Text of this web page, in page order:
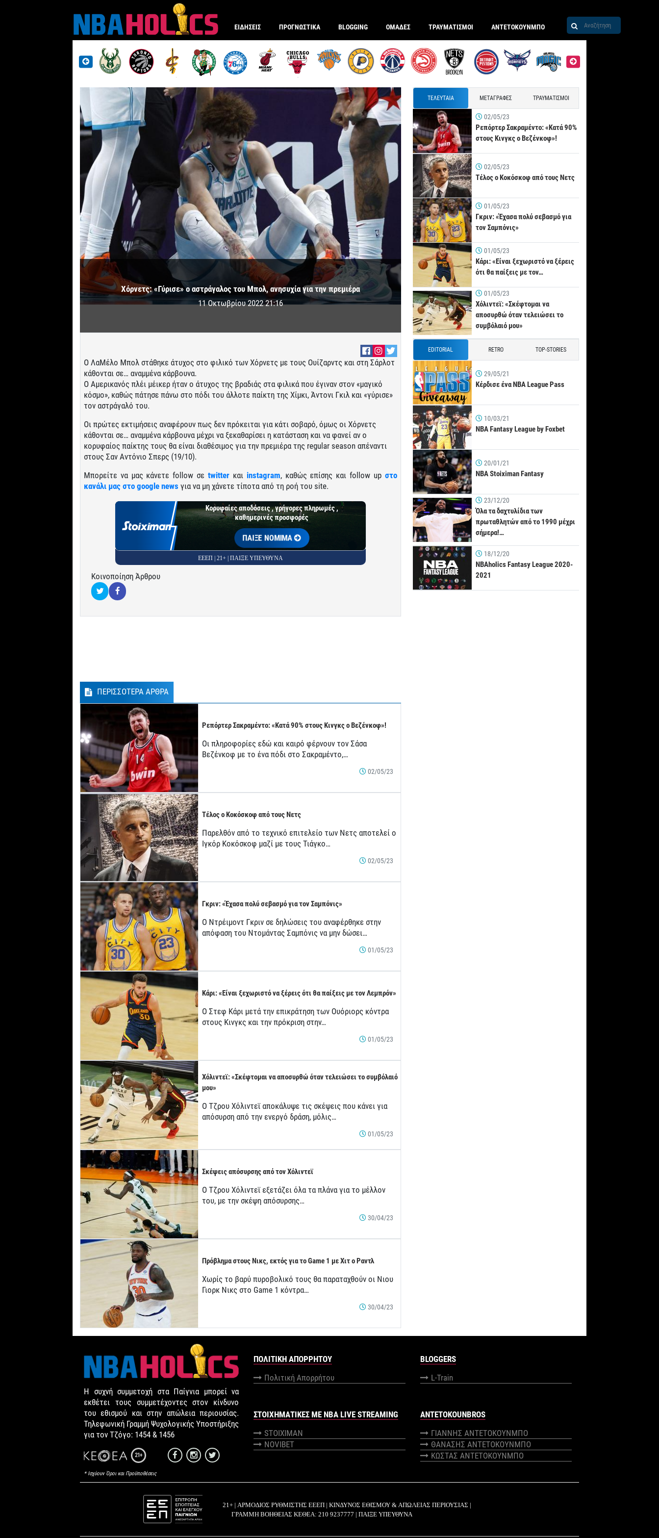
ΕΙΔΗΣΕΙΣ ΠΡΟΓΝΩΣΤΙΚΑ BLOGGING ΟΜΑΔΕΣ ΤΡΑΥΜΑΤΙΣΜΟΙ ΑΝΤΕΤΟΚΟΥΝΜΠΟ
Χόρνετς: «Γύρισε» ο αστράγαλος του Μπολ, ανησυχία για την πρεμιέρα
11 Οκτωβρίου 2022 21:16
Ο ΛαΜέλο Μπολ στάθηκε άτυχος στο φιλικό των Χόρνετς με τους Ουίζαρντς και στη Σάρλοτ
κάθονται σε… αναμμένα κάρβουνα.
Ο Αμερικανός πλέι μέικερ ήταν ο άτυχος της βραδιάς στα φιλικά που έγιναν στον «μαγικό
κόσμο», καθώς πάτησε πάνω στο πόδι του άλλοτε παίκτη της Χίμκι, Άντονι Γκιλ και «γύρισε»
τον αστράγαλό του.
Οι πρώτες εκτιμήσεις αναφέρουν πως δεν πρόκειται για κάτι σοβαρό, όμως οι Χόρνετς
κάθονται σε… αναμμένα κάρβουνα μέχρι να ξεκαθαρίσει η κατάσταση και να φανεί αν ο
κορυφαίος παίκτης τους θα είναι διαθέσιμος για την πρεμιέρα της regular season απέναντι
στους Σαν Αντόνιο Σπερς (19/10).
Μπορείτε να μας κάνετε follow σε twitter και instagram, καθώς επίσης και follow up στο
κανάλι μας στο google news για να μη χάνετε τίποτα από τη ροή του site.
Κορυφαίες αποδόσεις , γρήγορες πληρωμές ,
καθημερινές προσφορές
ΠΑΙΞΕ ΝΟΜΙΜΑ
ΕΕΕΠ | 21+ | ΠΑΙΞΕ ΥΠΕΥΘΥΝΑ
Κοινοποίηση Άρθρου
ΠΕΡΙΣΣΟΤΕΡΑ ΑΡΘΡΑ
Ρεπόρτερ Σακραμέντο: «Κατά 90% στους Κινγκς ο Βεζένκοφ»!
Οι πληροφορίες εδώ και καιρό φέρνουν τον Σάσα
Βεζένκοφ με το ένα πόδι στο Σακραμέντο,…
02/05/23
Τέλος ο Κοκόσκοφ από τους Νετς
Παρελθόν από το τεχνικό επιτελείο των Νετς αποτελεί ο
Ιγκόρ Κοκόσκοφ μαζί με τους Τιάγκο…
02/05/23
Γκριν: «Έχασα πολύ σεβασμό για τον Σαμπόνις»
Ο Ντρέιμοντ Γκριν σε δηλώσεις του αναφέρθηκε στην
απόφαση του Ντομάντας Σαμπόνις να μην δώσει…
01/05/23
Κάρι: «Είναι ξεχωριστό να ξέρεις ότι θα παίξεις με τον Λεμπρόν»
Ο Στεφ Κάρι μετά την επικράτηση των Ουόριορς κόντρα
στους Κινγκς και την πρόκριση στην…
01/05/23
Χόλιντεϊ: «Σκέφτομαι να αποσυρθώ όταν τελειώσει το συμβόλαιό
μου»
Ο Τζρου Χόλιντεϊ αποκάλυψε τις σκέψεις που κάνει για
απόσυρση από την ενεργό δράση, μόλις…
01/05/23
Σκέψεις απόσυρσης από τον Χόλιντεϊ
Ο Τζρου Χόλιντεϊ εξετάζει όλα τα πλάνα για το μέλλον
του, με την σκέψη απόσυρσης…
30/04/23
Πρόβλημα στους Νικς, εκτός για το Game 1 με Χιτ ο Ραντλ
Χωρίς το βαρύ πυροβολικό τους θα παραταχθούν οι Νιου
Γιορκ Νικς στο Game 1 κόντρα…
30/04/23
ΤΕΛΕΥΤΑΙΑ ΜΕΤΑΓΡΑΦΕΣ ΤΡΑΥΜΑΤΙΣΜΟΙ
02/05/23
Ρεπόρτερ Σακραμέντο: «Κατά 90%
στους Κινγκς ο Βεζένκοφ»!
02/05/23
Τέλος ο Κοκόσκοφ από τους Νετς
01/05/23
Γκριν: «Έχασα πολύ σεβασμό για
τον Σαμπόνις»
01/05/23
Κάρι: «Είναι ξεχωριστό να ξέρεις
ότι θα παίξεις με τον…
01/05/23
Χόλιντεϊ: «Σκέφτομαι να
αποσυρθώ όταν τελειώσει το
συμβόλαιό μου»
EDITORIAL RETRO TOP-STORIES
29/05/21
Κέρδισε ένα NBA League Pass
10/03/21
NBA Fantasy League by Foxbet
20/01/21
NBA Stoiximan Fantasy
23/12/20
Όλα τα δαχτυλίδια των
πρωταθλητών από το 1990 μέχρι
σήμερα!…
18/12/20
NBAholics Fantasy League 2020-
2021
Η συχνή συμμετοχή στα Παίγνια μπορεί να
εκθέτει τους συμμετέχοντες στον κίνδυνο
του εθισμού και στην απώλεια περιουσίας.
Τηλεφωνική Γραμμή Ψυχολογικής Υποστήριξης
για τον Τζόγο: 1454 & 1456
21+
* Ισχύουν Όροι και Προϋποθέσεις
ΠΟΛΙΤΙΚΉ ΑΠΟΡΡΉΤΟΥ
Πολιτική Απορρήτου
BLOGGERS
L-Train
ΣΤΟΙΧΗΜΑΤΙΚΕΣ ΜΕ NBA LIVE STREAMING
STOIXIMAN
NOVIBET
ANTETOKOUNBROS
ΓΙΑΝΝΗΣ ΑΝΤΕΤΟΚΟΥΝΜΠΟ
ΘΑΝΑΣΗΣ ΑΝΤΕΤΟΚΟΥΝΜΠΟ
ΚΩΣΤΑΣ ΑΝΤΕΤΟΚΟΥΝΜΠΟ